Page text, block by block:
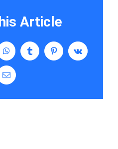
Article
WhatsAppTumblrPinterestVk
Email